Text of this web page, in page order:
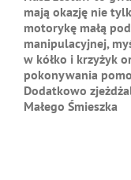
mają okazję nie
motorykę małą
manipulacyjnej,
w kółko i krzyżyk
pokonywania
Dodatkowo
Małego Śmieszka